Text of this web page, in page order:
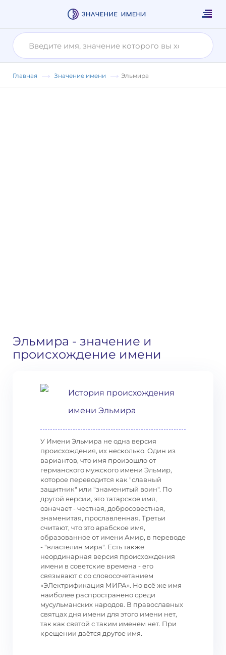
Главная Значение имени Эльмира
Эльмира - значение и
происхождение имени
История происхождения
имени Эльмира
У Имени Эльмира не одна версия
происхождения, их несколько. Один из
вариантов, что имя произошло от
германского мужского имени Эльмир,
которое переводится как "славный
защитник" или "знаменитый воин". По
другой версии, это татарское имя,
означает - честная, добросовестная,
знаменитая, прославленная. Третьи
считают, что это арабское имя,
образованное от имени Амир, в переводе
- "властелин мира". Есть также
неординарная версия происхождения
имени в советские времена - его
связывают с со словосочетанием
«ЭЛектрификация МИРА». Но всё же имя
наиболее распространено среди
мусульманских народов. В православных
святцах дня имени для этого имени нет,
так как святой с таким именем нет. При
крещении даётся другое имя.